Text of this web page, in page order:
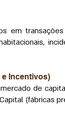
em
e Incentivos)
de
(fábricas